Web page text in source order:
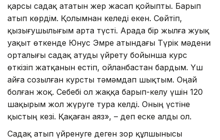
қарсы садақ ататын жер жасап қойыпты. Барып
атып көрдім. Қолымнан келеді екен. Сөйтіп,
қызығушылығым арта түсті. Арада бір жылға жуық
уақыт өткенде Юнус Эмре атындағы Түрік мәдени
орталығы садақ атуды үйрету бойынша курс
өткізіп жатқанын естіп, ойланбастан бардым. Үш
айға созылған курсты тәмәмдап шықтым. Оңай
болған жоқ. Себебі ол жаққа барып-келу үшін 120
шақырым жол жүруге тура келді. Оның үстіне
қыстың кезі. Қақаған аяз», – деп еске алды ол.
Садақ атып үйренуге деген зор құлшынысы